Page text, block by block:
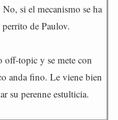
si el mecanismo se ha
de Paulov.
off-topic y se mete con
anda fino. Le viene bien
su perenne estulticia.